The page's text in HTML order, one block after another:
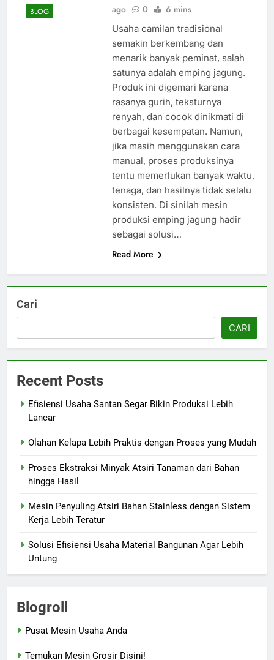
BLOG
ago
0 6 mins
Usaha camilan tradisional
semakin berkembang dan
menarik banyak peminat, salah
satunya adalah emping jagung.
Produk ini digemari karena
rasanya gurih, teksturnya
renyah, dan cocok dinikmati di
berbagai kesempatan. Namun,
jika masih menggunakan cara
manual, proses produksinya
tentu memerlukan banyak waktu,
tenaga, dan hasilnya tidak selalu
konsisten. Di sinilah mesin
produksi emping jagung hadir
sebagai solusi…
Read More
Cari
CARI
Recent Posts
Efisiensi Usaha Santan Segar Bikin Produksi Lebih
Lancar
Olahan Kelapa Lebih Praktis dengan Proses yang Mudah
Proses Ekstraksi Minyak Atsiri Tanaman dari Bahan
hingga Hasil
Mesin Penyuling Atsiri Bahan Stainless dengan Sistem
Kerja Lebih Teratur
Solusi Efisiensi Usaha Material Bangunan Agar Lebih
Untung
Blogroll
Pusat Mesin Usaha Anda
Temukan Mesin Grosir Disini!